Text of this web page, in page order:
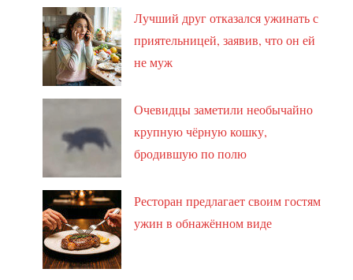
Лучший друг отказался ужинать с
приятельницей, заявив, что он ей
не муж
Очевидцы заметили необычайно
крупную чёрную кошку,
бродившую по полю
Ресторан предлагает своим гостям
ужин в обнажённом виде